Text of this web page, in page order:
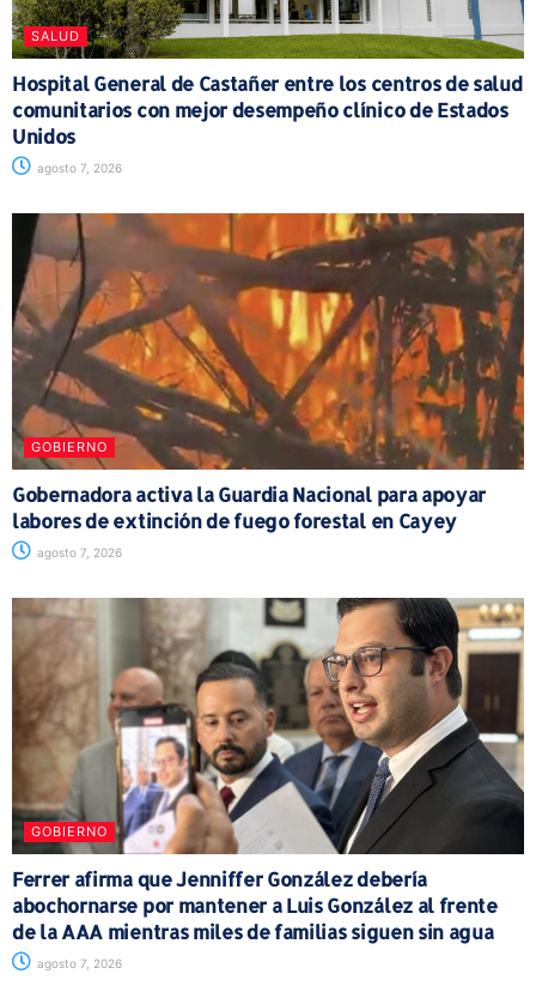
SALUD
Hospital General de Castañer entre los centros de salud
comunitarios con mejor desempeño clínico de Estados
Unidos
agosto 7, 2026
GOBIERNO
Gobernadora activa la Guardia Nacional para apoyar
labores de extinción de fuego forestal en Cayey
agosto 7, 2026
GOBIERNO
Ferrer afirma que Jenniffer González debería
abochornarse por mantener a Luis González al frente
de la AAA mientras miles de familias siguen sin agua
agosto 7, 2026